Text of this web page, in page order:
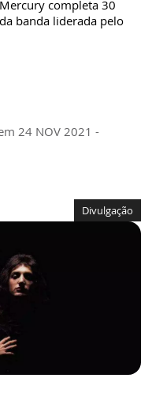
completa 30
banda liderada pelo
24 NOV 2021 -
Divulgação